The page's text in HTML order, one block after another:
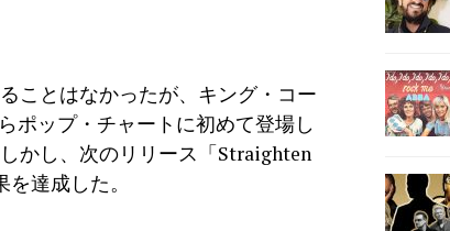
ことはなかったが、キング・コー
ポップ・チャートに初めて登場し
かし、次のリリース「Straighten
達成した。